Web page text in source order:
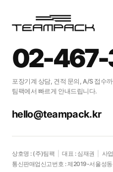
우리 제품도 포
가능할지
궁금하신가요
문의하세요.
문
02-467-
포장기계 상담, 견적 문의, A/S 접수
팀팩에서 빠르게 안내드립니다.
hello@teampack.kr
상호명 : (주)팀팩 대표 : 심재권 사
통신판매업신고번호 : 제2019-서울성